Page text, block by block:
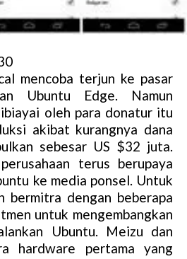
mencoba terjun ke pasar
Ubuntu Edge. Namun
oleh para donatur itu
akibat kurangnya dana
sebesar US $32 juta.
terus berupaya
ke media ponsel. Untuk
bermitra dengan beberapa
untuk mengembangkan
Ubuntu. Meizu dan
hardware pertama yang